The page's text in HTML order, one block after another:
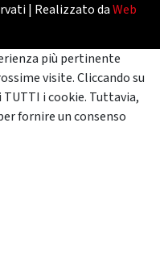
| Realizzato daWeb
più pertinente
visite. Cliccando su
i cookie. Tuttavia,
fornire un consenso